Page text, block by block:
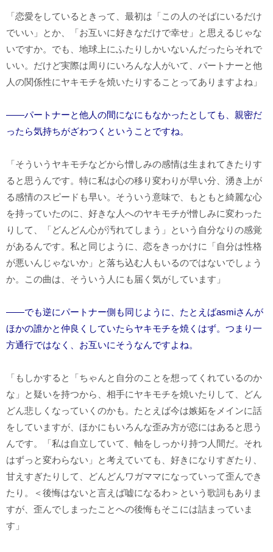
「恋愛をしているときって、最初は「この人のそばにいるだけ
でいい」とか、「お互いに好きなだけで幸せ」と思えるじゃな
いですか。でも、地球上にふたりしかいないんだったらそれで
いい。だけど実際は周りにいろんな人がいて、パートナーと他
人の関係性にヤキモチを焼いたりすることってありますよね」
――パートナーと他人の間になにもなかったとしても、親密だ
ったら気持ちがざわつくということですね。
「そういうヤキモチなどから憎しみの感情は生まれてきたりす
ると思うんです。特に私は心の移り変わりが早い分、湧き上が
る感情のスピードも早い。そういう意味で、もともと綺麗な心
を持っていたのに、好きな人へのヤキモチが憎しみに変わった
りして、「どんどん心が汚れてしまう」という自分なりの感覚
があるんです。私と同じように、恋をきっかけに「自分は性格
が悪いんじゃないか」と落ち込む人もいるのではないでしょう
か。この曲は、そういう人にも届く気がしています」
――でも逆にパートナー側も同じように、たとえばasmiさんが
ほかの誰かと仲良くしていたらヤキモチを焼くはず。つまり一
方通行ではなく、お互いにそうなんですよね。
「もしかすると「ちゃんと自分のことを想ってくれているのか
な」と疑いを持つから、相手にヤキモチを焼いたりして、どん
どん悲しくなっていくのかも。たとえば今は嫉妬をメインに話
をしていますが、ほかにもいろんな歪み方が恋にはあると思う
んです。「私は自立していて、軸をしっかり持つ人間だ。それ
はずっと変わらない」と考えていても、好きになりすぎたり、
甘えすぎたりして、どんどんワガママになっていって歪んでき
たり。＜後悔はないと言えば嘘になるわ＞という歌詞もありま
すが、歪んでしまったことへの後悔もそこには詰まっていま
す」